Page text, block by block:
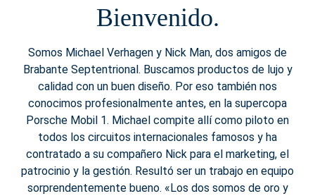
Bienvenido.
Somos Michael Verhagen y Nick Man, dos amigos de
Brabante Septentrional. Buscamos productos de lujo y
calidad con un buen diseño. Por eso también nos
conocimos profesionalmente antes, en la supercopa
Porsche Mobil 1. Michael compite allí como piloto en
todos los circuitos internacionales famosos y ha
contratado a su compañero Nick para el marketing, el
patrocinio y la gestión. Resultó ser un trabajo en equipo
sorprendentemente bueno. «Los dos somos de oro y